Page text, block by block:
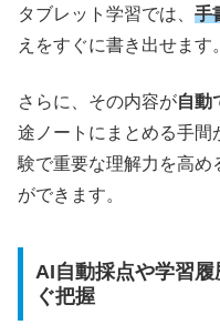
タブレット学習では、 手
えをすぐに書き出せます。
さらに、その内容が自動
途ノートにまとめる手間
験で重要な理解力を高め
ができます。
AI自動採点や学習
ぐ把握